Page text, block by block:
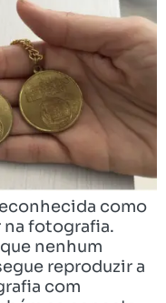
como
fotografia.
nenhum
reproduzir a
com